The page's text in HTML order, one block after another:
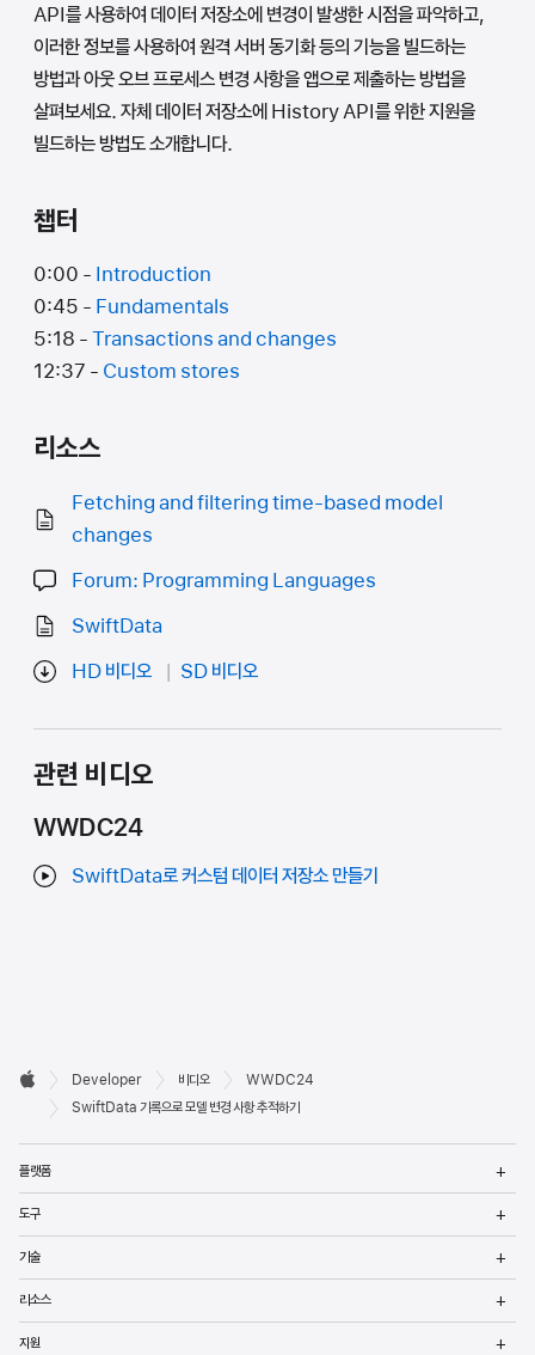
API를 사용하여 데이터 저장소에 변경이 발생한 시점을 파악하고,
이러한 정보를 사용하여 원격 서버 동기화 등의 기능을 빌드하는
방법과 아웃 오브 프로세스 변경 사항을 앱으로 제출하는 방법을
살펴보세요. 자체 데이터 저장소에 History API를 위한 지원을
빌드하는 방법도 소개합니다.
챕터
0:00 - Introduction
0:45 - Fundamentals
5:18 - Transactions and changes
12:37 - Custom stores
리소스
Fetching and filtering time-based model
changes
Forum: Programming Languages
SwiftData
HD 비디오
SD 비디오
관련 비디오
WWDC24
SwiftData로 커스텀 데이터 저장소 만들기
Developer
바닥글

Developer 비디오
WWDC24
SwiftData 기록으로 모델 변경 사항 추적하기
플랫폼
도구
기술
리소스
지원